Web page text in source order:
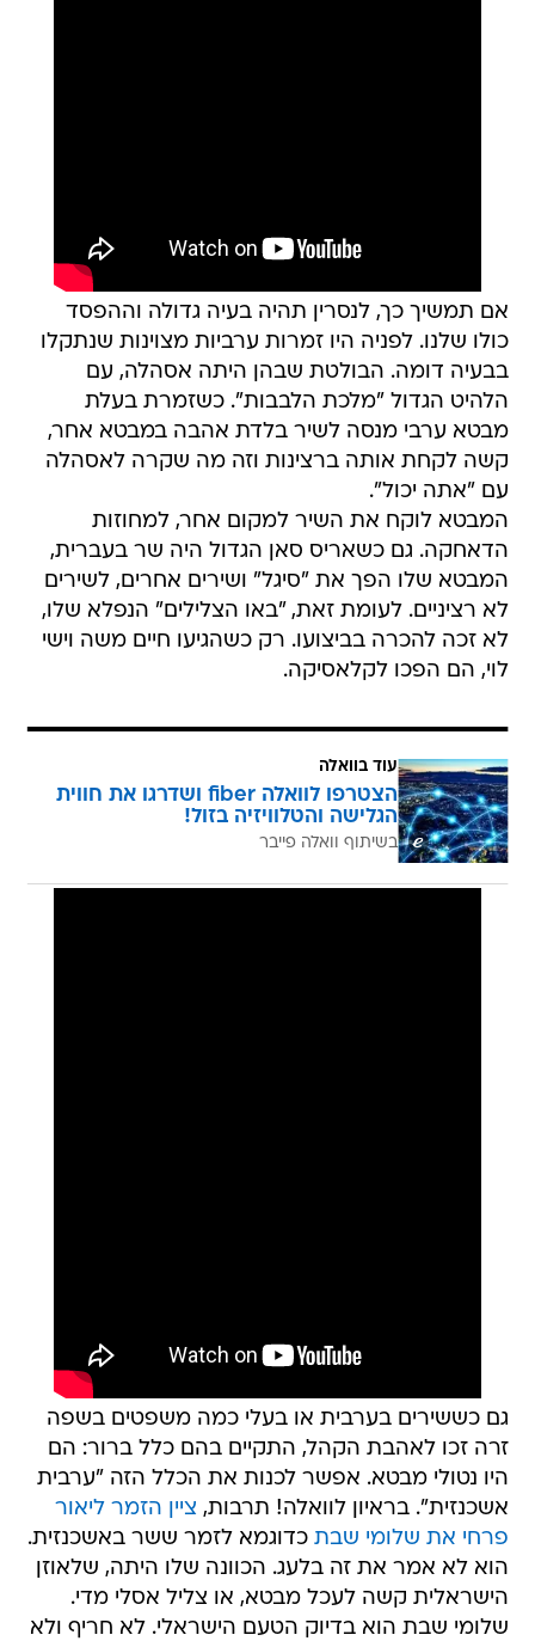
אם תמשיך כך, לנסרין תהיה בעיה גדולה וההפסד
כולו שלנו. לפניה היו זמרות ערביות מצוינות שנתקלו
בבעיה דומה. הבולטת שבהן היתה אסהלה, עם
הלהיט הגדול "מלכת הלבבות". כשזמרת בעלת
מבטא ערבי מנסה לשיר בלדת אהבה במבטא אחר,
קשה לקחת אותה ברצינות וזה מה שקרה לאסהלה
עם "אתה יכול".
המבטא לוקח את השיר למקום אחר, למחוזות
הדאחקה. גם כשאריס סאן הגדול היה שר בעברית,
המבטא שלו הפך את "סיגל" ושירים אחרים, לשירים
לא רציניים. לעומת זאת, "באו הצלילים" הנפלא שלו,
לא זכה להכרה בביצועו. רק כשהגיעו חיים משה וישי
לוי, הם הפכו לקלאסיקה.
עוד בוואלה
הצטרפו לוואלה fiber ושדרגו את חווית
הגלישה והטלוויזיה בזול!
בשיתוף וואלה פייבר
גם כששירים בערבית או בעלי כמה משפטים בשפה
זרה זכו לאהבת הקהל, התקיים בהם כלל ברור: הם
היו נטולי מבטא. אפשר לכנות את הכלל הזה "ערבית
אשכנזית". בראיון לוואלה! תרבות, ציין הזמר ליאור
פרחי את שלומי שבת כדוגמא לזמר ששר באשכנזית.
הוא לא אמר את זה בלעג. הכוונה שלו היתה, שלאוזן
הישראלית קשה לעכל מבטא, או צליל אסלי מדי.
שלומי שבת הוא בדיוק הטעם הישראלי. לא חריף ולא